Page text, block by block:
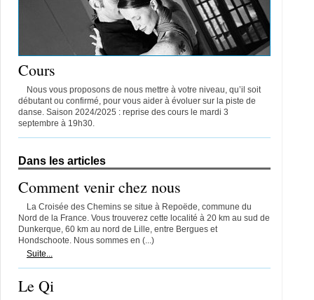
Cours
Nous vous proposons de nous mettre à votre niveau, qu’il soit
débutant ou confirmé, pour vous aider à évoluer sur la piste de
danse. Saison 2024/2025 : reprise des cours le mardi 3
septembre à 19h30.
Dans les articles
Comment venir chez nous
La Croisée des Chemins se situe à Repoëde, commune du
Nord de la France. Vous trouverez cette localité à 20 km au sud de
Dunkerque, 60 km au nord de Lille, entre Bergues et
Hondschoote. Nous sommes en (...)
Suite...
Le Qi